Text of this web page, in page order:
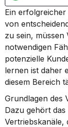
Ein
von
zu sein, müssen
notwendigen
potenzielle
lernen ist daher
diesem Bereich
Grundlagen des
Dazu gehört
Vertriebskanäle,